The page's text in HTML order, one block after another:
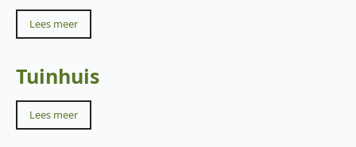
Lees meer
Tuinhuis
Lees meer